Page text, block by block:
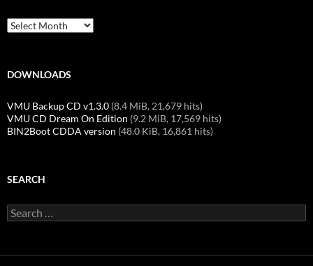
Archives
DOWNLOADS
VMU Backup CD v1.3.0 (8.4 MiB, 21,679 hits)
VMU CD Dream On Edition (9.2 MiB, 17,569 hits)
BIN2Boot CDDA version (48.0 KiB, 16,861 hits)
SEARCH
Search
for: